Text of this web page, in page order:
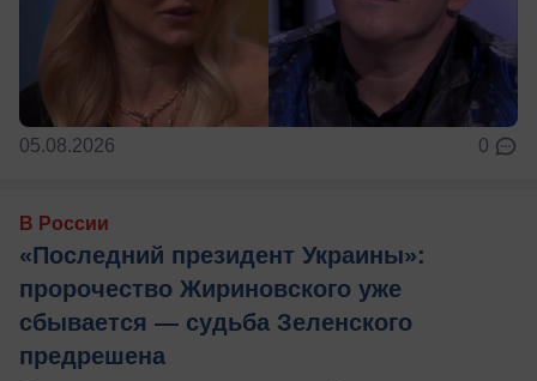
05.08.2026 0
В России
«Последний президент Украины»:
пророчество Жириновского уже
сбывается — судьба Зеленского
предрешена